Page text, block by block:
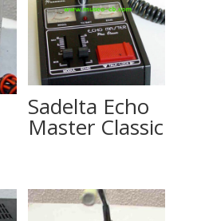
Sadelta Echo
Master Classic